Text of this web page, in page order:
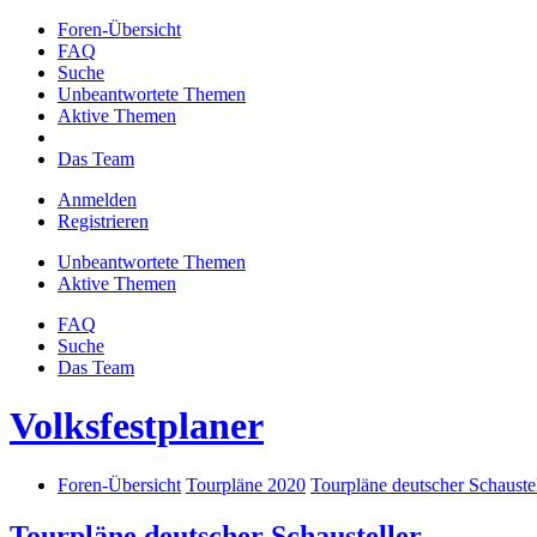
Foren-Übersicht
FAQ
Suche
Unbeantwortete Themen
Aktive Themen
Das Team
Anmelden
Registrieren
Unbeantwortete Themen
Aktive Themen
FAQ
Suche
Das Team
Volksfestplaner
Foren-Übersicht Tourpläne 2020 Tourpläne deutscher